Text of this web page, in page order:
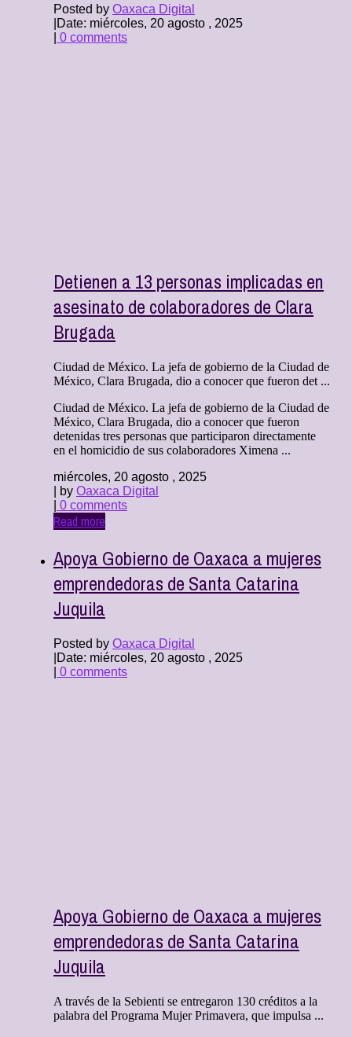
Posted by Oaxaca Digital
Date: miércoles, 20 agosto , 2025
0 comments
Detienen a 13 personas implicadas en
asesinato de colaboradores de Clara
Brugada
Ciudad de México. La jefa de gobierno de la Ciudad de
México, Clara Brugada, dio a conocer que fueron det ...
Ciudad de México. La jefa de gobierno de la Ciudad de
México, Clara Brugada, dio a conocer que fueron
detenidas tres personas que participaron directamente
en el homicidio de sus colaboradores Ximena ...
miércoles, 20 agosto , 2025
| by Oaxaca Digital
0 comments
Read more
Apoya Gobierno de Oaxaca a mujeres
emprendedoras de Santa Catarina
Juquila
Posted by Oaxaca Digital
Date: miércoles, 20 agosto , 2025
0 comments
Apoya Gobierno de Oaxaca a mujeres
emprendedoras de Santa Catarina
Juquila
A través de la Sebienti se entregaron 130 créditos a la
palabra del Programa Mujer Primavera, que impulsa ...